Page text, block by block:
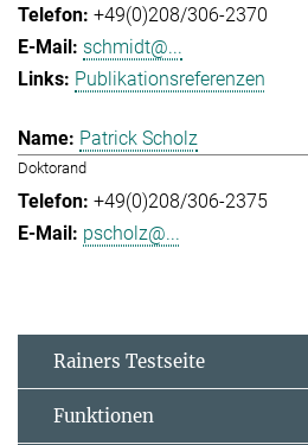
+49(0)208/306-2370
schmidt@...
Publikationsreferenzen
Patrick Scholz
Doktorand
+49(0)208/306-2375
pscholz@...
Rainers Testseite
Funktionen